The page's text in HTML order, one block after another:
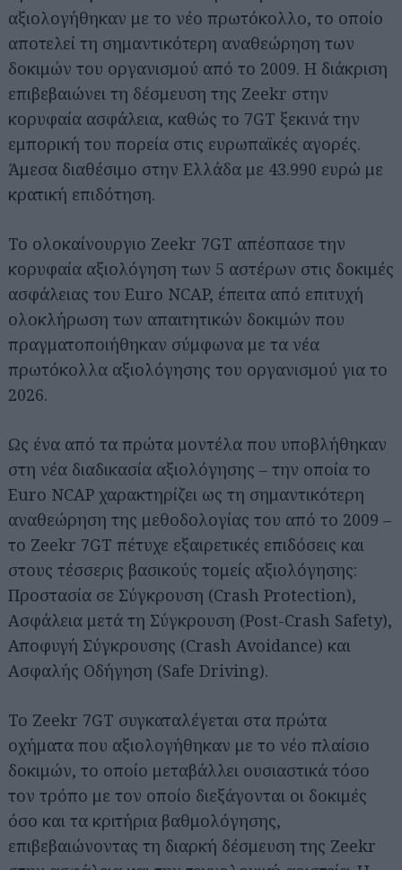
αξιολογήθηκαν με το νέο πρωτόκολλο, το οποίο
αποτελεί τη σημαντικότερη αναθεώρηση των
δοκιμών του οργανισμού από το 2009. Η διάκριση
επιβεβαιώνει τη δέσμευση της Zeekr στην
κορυφαία ασφάλεια, καθώς το 7GT ξεκινά την
εμπορική του πορεία στις ευρωπαϊκές αγορές.
Άμεσα διαθέσιμο στην Ελλάδα με 43.990 ευρώ με
κρατική επιδότηση.
Το ολοκαίνουργιο Zeekr 7GT απέσπασε την
κορυφαία αξιολόγηση των 5 αστέρων στις δοκιμές
ασφάλειας του Euro NCAP, έπειτα από επιτυχή
ολοκλήρωση των απαιτητικών δοκιμών που
πραγματοποιήθηκαν σύμφωνα με τα νέα
πρωτόκολλα αξιολόγησης του οργανισμού για το
2026.
Ως ένα από τα πρώτα μοντέλα που υποβλήθηκαν
στη νέα διαδικασία αξιολόγησης – την οποία το
Euro NCAP χαρακτηρίζει ως τη σημαντικότερη
αναθεώρηση της μεθοδολογίας του από το 2009 –
το Zeekr 7GT πέτυχε εξαιρετικές επιδόσεις και
στους τέσσερις βασικούς τομείς αξιολόγησης:
Προστασία σε Σύγκρουση (Crash Protection),
Ασφάλεια μετά τη Σύγκρουση (Post-Crash Safety),
Αποφυγή Σύγκρουσης (Crash Avoidance) και
Ασφαλής Οδήγηση (Safe Driving).
Το Zeekr 7GT συγκαταλέγεται στα πρώτα
οχήματα που αξιολογήθηκαν με το νέο πλαίσιο
δοκιμών, το οποίο μεταβάλλει ουσιαστικά τόσο
τον τρόπο με τον οποίο διεξάγονται οι δοκιμές
όσο και τα κριτήρια βαθμολόγησης,
επιβεβαιώνοντας τη διαρκή δέσμευση της Zeekr